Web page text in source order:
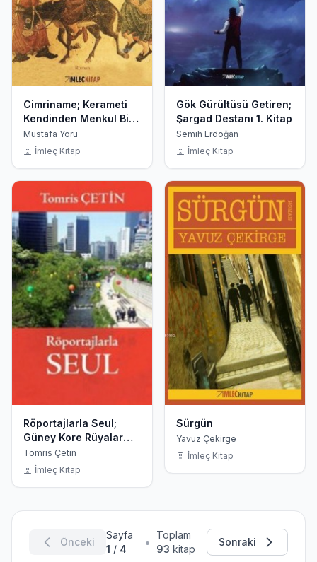
Cimriname; Kerameti
Kendinden Menkul Bir
Destan
Mustafa Yörü
İmleç Kitap
Gök Gürültüsü Getiren;
Şargad Destanı 1. Kitap
Semih Erdoğan
İmleç Kitap
Röportajlarla Seul;
Güney Kore Rüyalar
Ülkesi
Tomris Çetin
İmleç Kitap
Sürgün
Yavuz Çekirge
İmleç Kitap
Önceki
Sayfa
1 / 4 •
Toplam
93 kitap
Sonraki